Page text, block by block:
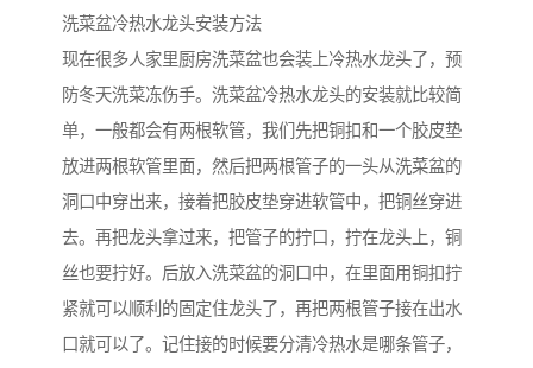
洗菜盆冷热水龙头安装方法
现在很多人家里厨房洗菜盆也会装上冷热水龙头了，预
防冬天洗菜冻伤手。洗菜盆冷热水龙头的安装就比较简
单，一般都会有两根软管，我们先把铜扣和一个胶皮垫
放进两根软管里面，然后把两根管子的一头从洗菜盆的
洞口中穿出来，接着把胶皮垫穿进软管中，把铜丝穿进
去。再把龙头拿过来，把管子的拧口，拧在龙头上，铜
丝也要拧好。后放入洗菜盆的洞口中，在里面用铜扣拧
紧就可以顺利的固定住龙头了，再把两根管子接在出水
口就可以了。记住接的时候要分清冷热水是哪条管子，